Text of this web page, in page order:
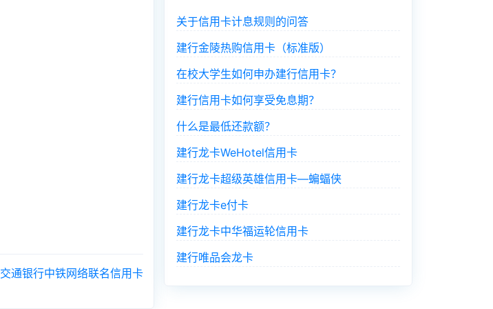
交通银行中铁网络联名信用卡
关于信用卡计息规则的问答
建行金陵热购信用卡（标准版）
在校大学生如何申办建行信用卡？
建行信用卡如何享受免息期？
什么是最低还款额？
建行龙卡WeHotel信用卡
建行龙卡超级英雄信用卡—蝙蝠侠
建行龙卡e付卡
建行龙卡中华福运轮信用卡
建行唯品会龙卡